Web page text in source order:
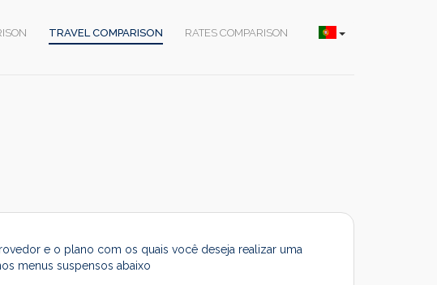
TRAVEL COMPARISON RATES COMPARISON
e o plano com os quais você deseja realizar uma
menus suspensos abaixo